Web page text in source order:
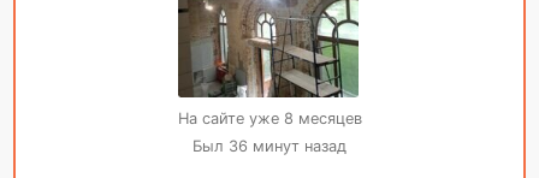
На сайте уже 8 месяцев
Был 36 минут назад